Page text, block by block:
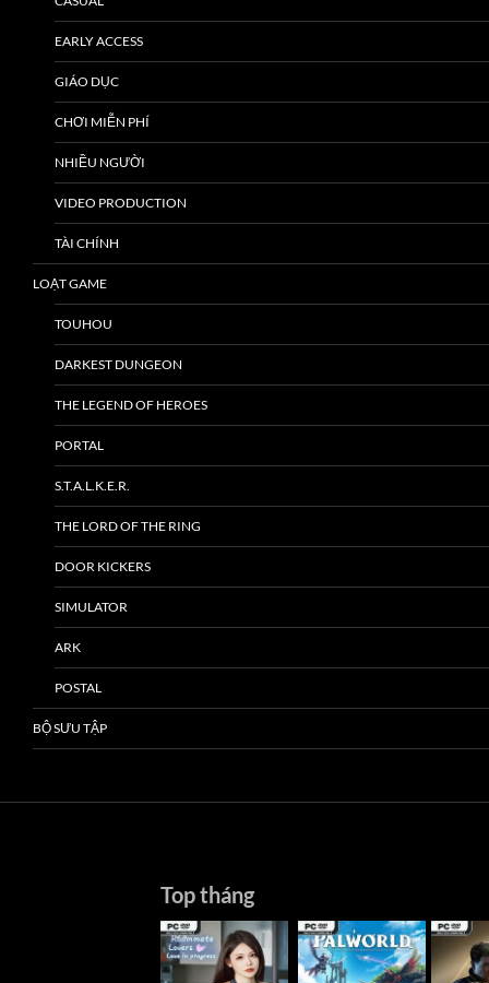
EARLY ACCESS
GIÁO DỤC
CHƠI MIỄN PHÍ
NHIỀU NGƯỜI
VIDEO PRODUCTION
TÀI CHÍNH
LOẠT GAME
TOUHOU
DARKEST DUNGEON
THE LEGEND OF HEROES
PORTAL
S.T.A.L.K.E.R.
THE LORD OF THE RING
DOOR KICKERS
SIMULATOR
ARK
POSTAL
BỘ SƯU TẬP
Top tháng